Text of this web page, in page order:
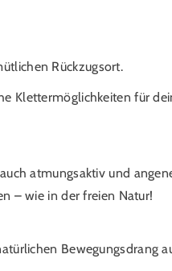
Rückzugsort.
Klettermöglichkeiten für
atmungsaktiv und
– wie in der freien Natur!
Bewegungsdrang